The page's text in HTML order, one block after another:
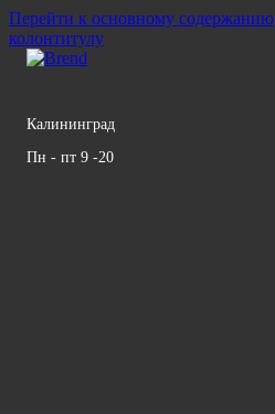
Перейти к основному содержанию
колонтитулу
Калининград
Пн - пт 9 -20